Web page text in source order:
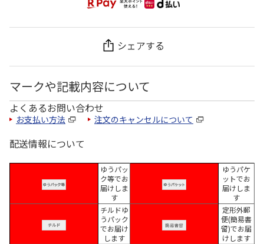
シェアする
マークや記載内容について
よくあるお問い合わせ
お支払い方法 注文のキャンセルについて
配送情報について
ゆうパッ
ク等でお
届けしま
す
ゆうパケ
ットでお
届けしま
す
チルドゆ
うパック
でお届け
します
定形外郵
便(簡易書
留)でお届
けします